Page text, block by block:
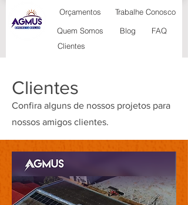
Orçamentos
Quem Somos
Blog FAQ
Trabalhe Conosco
Clientes
Clientes
Confira alguns de nossos projetos para
nossos amigos clientes.